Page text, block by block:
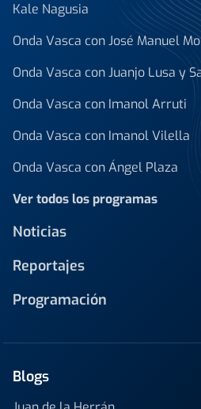
Kale Nagusia
Onda Vasca con José Manuel
Onda Vasca con Juanjo Lusa y
Onda Vasca con Imanol Arruti
Onda Vasca con Imanol Vilella
Onda Vasca con Ángel Plaza
Ver todos los programas
Noticias
Reportajes
Programación
Blogs